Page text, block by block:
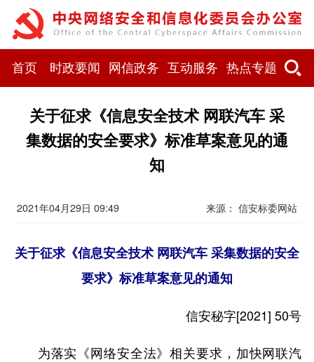
首页 时政要闻 网信政务 互动服务 热点专题
关于征求《信息安全技术 网联汽车 采
集数据的安全要求》标准草案意见的通
知
2021年04月29日 09:49 来源： 信安标委网站
关于征求《信息安全技术 网联汽车 采集数据的安全
要求》标准草案意见的通知
信安秘字[2021] 50号
为落实《网络安全法》相关要求，加快网联汽